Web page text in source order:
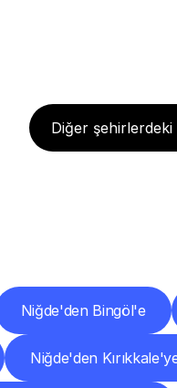
Diğer şehirlerdeki
Niğde'den Bingöl'e
Niğde'den